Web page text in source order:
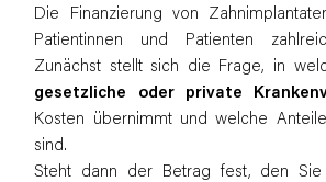
Die Finanzierung von
Patientinnen und Patienten
Zunächst stellt sich die Frage, in
gesetzliche oder private
Kosten übernimmt und welche
sind.
Steht dann der Betrag fest, den